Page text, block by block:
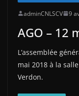
adminCNLSCV 9
AGO – 12
L’assemblée
mai 2018 à la
Verdon.